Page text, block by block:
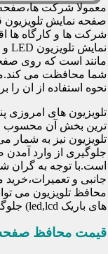
معمولا شرکت ها،صفحه
صفحه نمایش تلویزیون
شرکت ها و کارگاه ها
مانند است که روی
شما محافظت می
نحوه استفاده از ان را
تلویزیون های امروزی
ترین بخش آن محسوب
تلویزیون نیز به شمار
جلوگیری از وارد
است.با توجه به گران
جانبی و
محافظ تلویزیون می
های باریک led,lcd) جلوگیری کند.
قیمت محافظ صفحه